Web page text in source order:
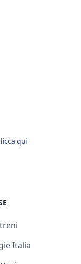
qui
Italia